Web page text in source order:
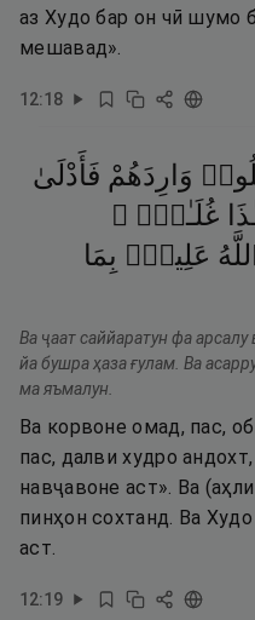
аз Худо бар он чӣ шумо
мешавад».
12:18
وَارِدَهُمْ فَأَدْلَىٰ
غُلَـٰمٌۭ ۚ
عَلِيمٌۢ بِمَا
Ва ҷаат саййаратун фа
йа бушра ҳаза ғулам. Ва
ма яъмалун.
Ва корвоне омад, пас,
пас, далви худро
навҷавоне аст». Ва
пинҳон сохтанд. Ва
аст.
12:19